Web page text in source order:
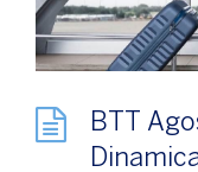
BTT